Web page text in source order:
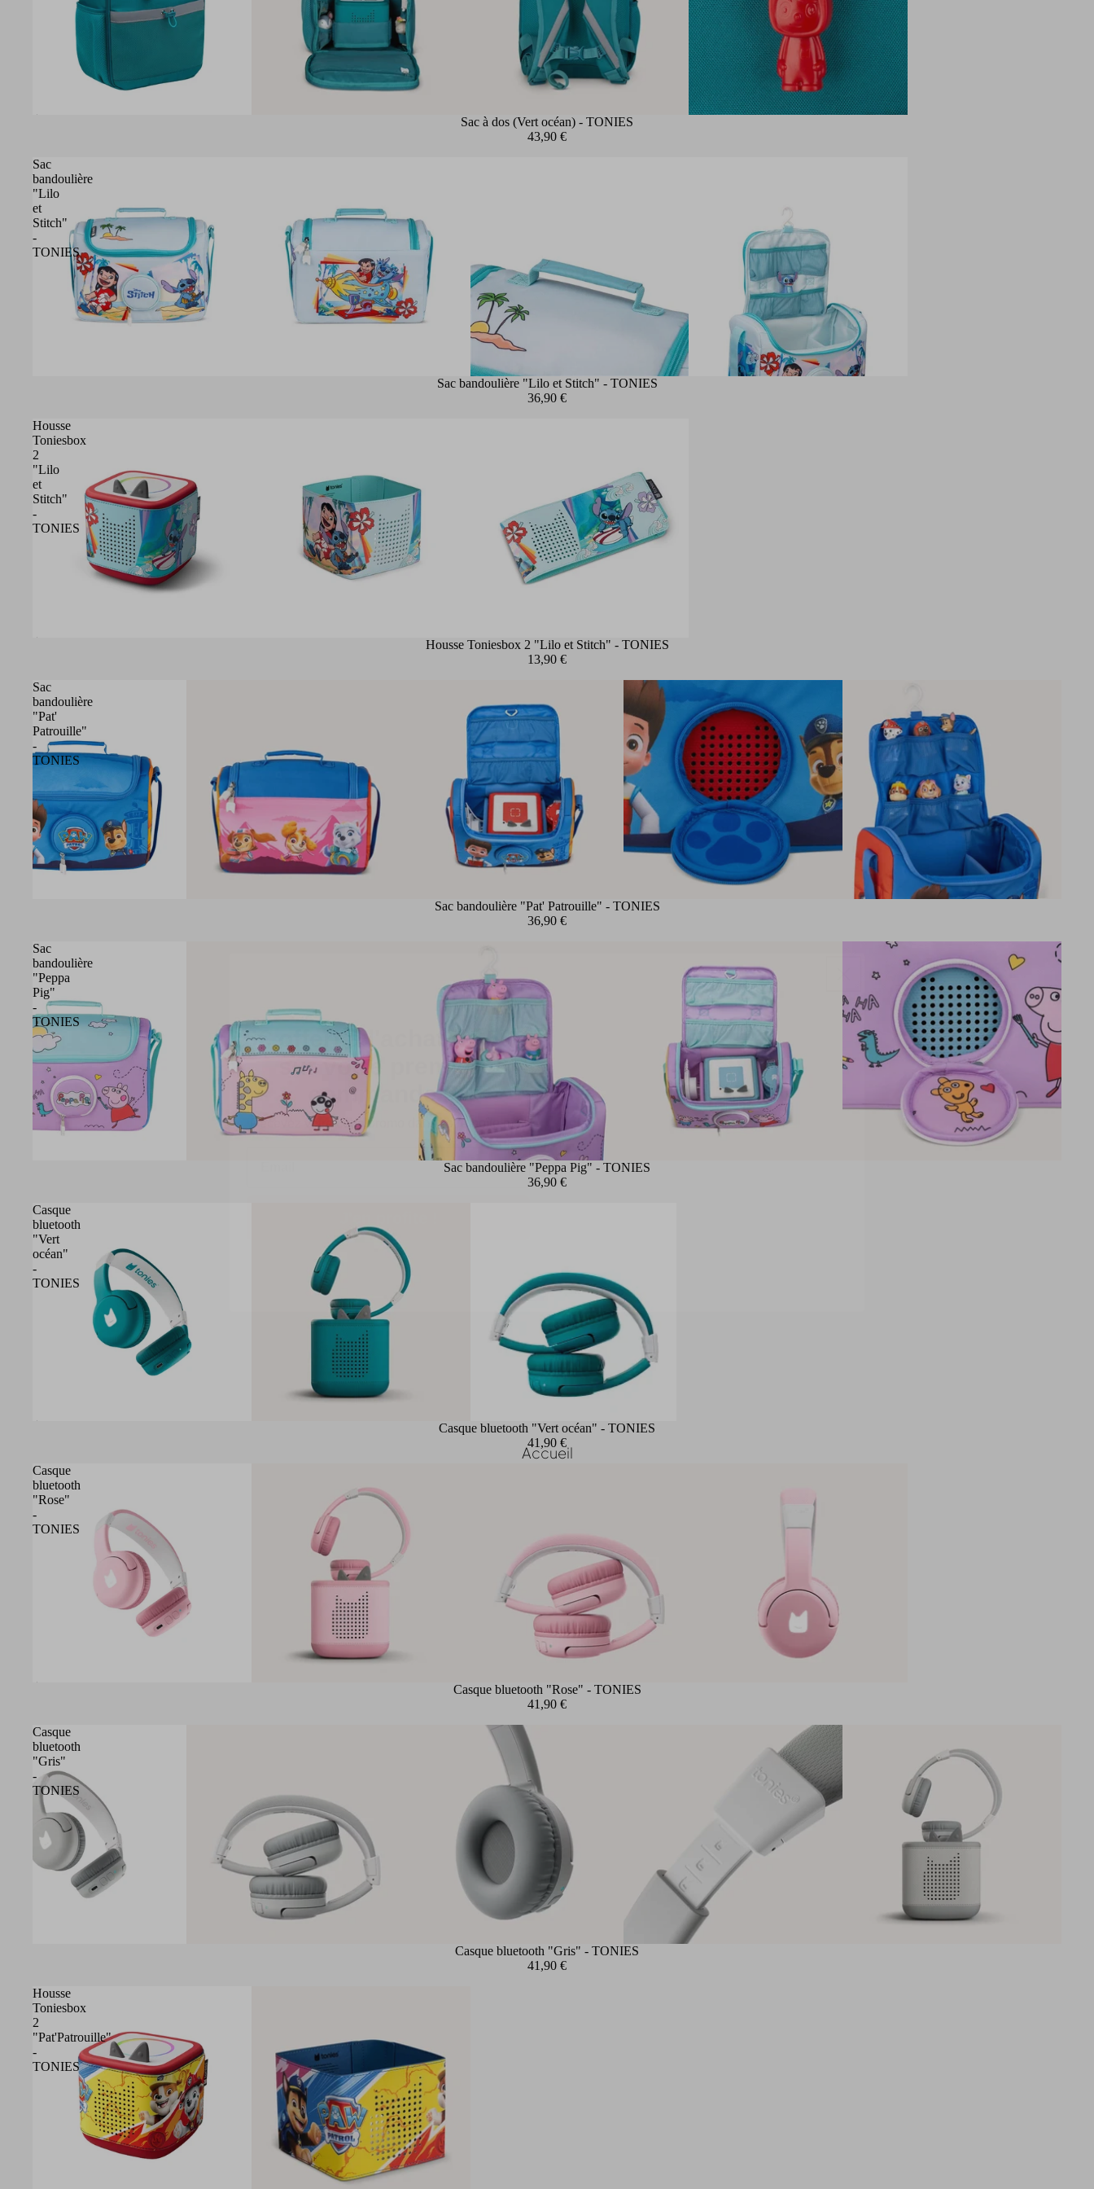
Accueil
Sac à dos (Vert océan) - TONIES
43,90 €
Sac
bandoulière
"Lilo
et
Stitch"
-
TONIES
Sac bandoulière "Lilo et Stitch" - TONIES
36,90 €
Housse
Toniesbox
2
"Lilo
et
Stitch"
-
TONIES
Housse Toniesbox 2 "Lilo et Stitch" - TONIES
13,90 €
Sac
bandoulière
"Pat'
Patrouille"
-
TONIES
Sac bandoulière "Pat' Patrouille" - TONIES
36,90 €
Sac
bandoulière
"Peppa
Pig"
-
TONIES
Sac bandoulière "Peppa Pig" - TONIES
36,90 €
Casque
bluetooth
"Vert
océan"
-
TONIES
Casque bluetooth "Vert océan" - TONIES
41,90 €
Casque
bluetooth
"Rose"
-
TONIES
Casque bluetooth "Rose" - TONIES
41,90 €
Casque
bluetooth
"Gris"
-
TONIES
Casque bluetooth "Gris" - TONIES
41,90 €
Housse
Toniesbox
2
"Pat'Patrouille"
-
TONIES
5€ offert à l'achat de 50€
sur votre première
commande ?
Recevez votre code promo dans votre boîte mail
Email